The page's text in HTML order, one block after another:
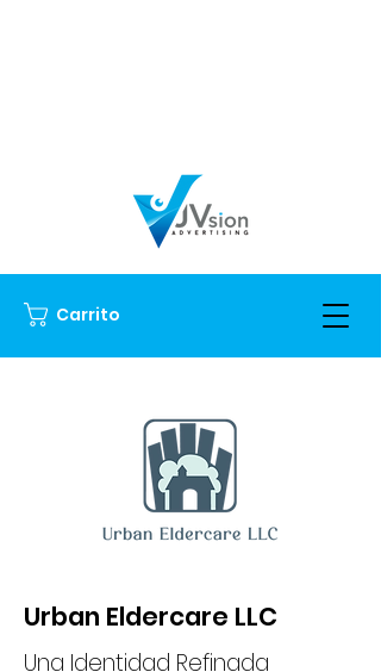
Carrito
Urban Eldercare LLC
Una Identidad Refinada